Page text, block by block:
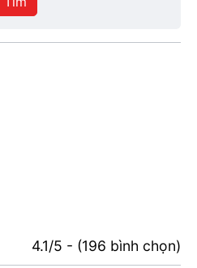
4.1/5 - (196 bình chọn)